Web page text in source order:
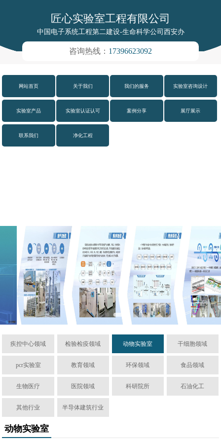
匠心实验室工程有限公司
中国电子系统工程第二建设-生命科学公司西安办
咨询热线： 17396623092
网站首页 关于我们 我们的服务 实验室咨询设计
实验室产品 实验室认证认可 案例分享 展厅展示
联系我们 净化工程
疾控中心领域 检验检疫领域 动物实验室 干细胞领域
pcr实验室 教育领域 环保领域 食品领域
生物医疗 医院领域 科研院所 石油化工
其他行业 半导体建筑行业
动物实验室